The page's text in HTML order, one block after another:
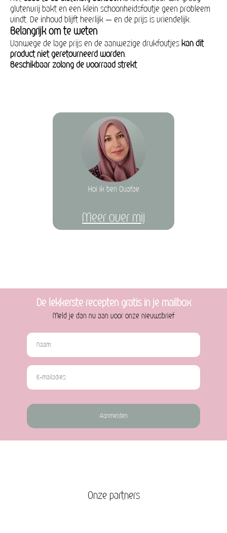
glutenvrij bakt en een klein schoonheidsfoutje geen probleem
vindt. De inhoud blijft heerlijk — en de prijs is vriendelijk.
Belangrijk om te weten
Vanwege de lage prijs en de aanwezige drukfoutjes kan dit
product niet geretourneerd worden.
Beschikbaar zolang de voorraad strekt
Hoi ik ben Ouafae
Meer over mij
De lekkerste recepten gratis in je mailbox
Meld je dan nu aan voor onze nieuwsbrief
Aanmelden
Onze partners